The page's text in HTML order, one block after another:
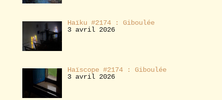
Haïku #2174 : Giboulée
3 avril 2026
Haïscope #2174 : Giboulée
3 avril 2026